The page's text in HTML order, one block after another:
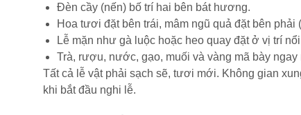
Đèn cầy (nến) bố trí hai bên bát hương.
Hoa tươi đặt bên trái, mâm ngũ quả đặt bên
Lễ mặn như gà luộc hoặc heo quay đặt ở vị trí
Trà, rượu, nước, gạo, muối và vàng mã bày
Tất cả lễ vật phải sạch sẽ, tươi mới. Không gian
khi bắt đầu nghi lễ.